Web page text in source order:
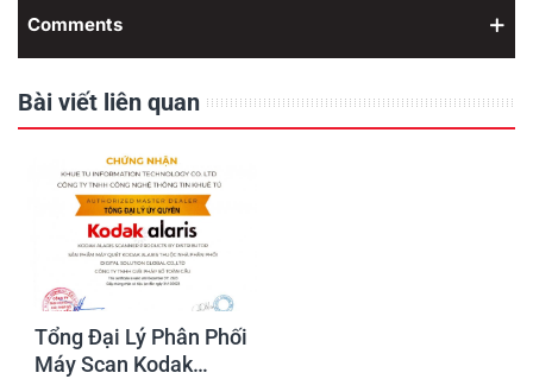
Comments
Bài viết liên quan
Tổng Đại Lý Phân Phối
Máy Scan Kodak